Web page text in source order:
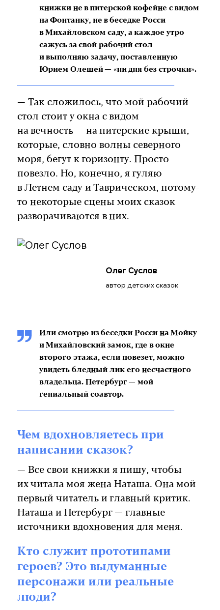
книжки не в питерской кофейне с видом
на Фонтанку, не в беседке Росси
в Михайловском саду, а каждое утро
сажусь за свой рабочий стол
и выполняю задачу, поставленную
Юрием Олешей — «ни дня без строчки».
— Так сложилось, что мой рабочий
стол стоит у окна с видом
на вечность — на питерские крыши,
которые, словно волны северного
моря, бегут к горизонту. Просто
повезло. Но, конечно, я гуляю
в Летнем саду и Таврическом, потому-
то некоторые сцены моих сказок
разворачиваются в них.
Олег Суслов
автор детских сказок
Или смотрю из беседки Росси на Мойку
и Михайловский замок, где в окне
второго этажа, если повезет, можно
увидеть бледный лик его несчастного
владельца. Петербург — мой
гениальный соавтор.
Чем вдохновляетесь при
написании сказок?
— Все свои книжки я пишу, чтобы
их читала моя жена Наташа. Она мой
первый читатель и главный критик.
Наташа и Петербург — главные
источники вдохновения для меня.
Кто служит прототипами
героев? Это выдуманные
персонажи или реальные
люди?